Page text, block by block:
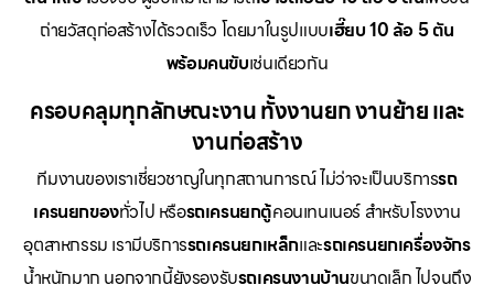
ถ่ายวัสดุก่อสร้างได้รวดเร็ว โดยมาในรูปแบบเฮี๊ยบ 10 ล้อ 5 ตัน
พร้อมคนขับเช่นเดียวกัน
ครอบคลุมทุกลักษณะงาน ทั้งงานยก งานย้าย และ
งานก่อสร้าง
ทีมงานของเราเชี่ยวชาญในทุกสถานการณ์ ไม่ว่าจะเป็นบริการรถ
เครนยกของทั่วไป หรือรถเครนยกตู้คอนเทนเนอร์ สำหรับโรงงาน
อุตสาหกรรม เรามีบริการรถเครนยกเหล็กและรถเครนยกเครื่องจักร
น้ำหนักมาก นอกจากนี้ยังรองรับรถเครนงานบ้านขนาดเล็ก ไปจนถึง